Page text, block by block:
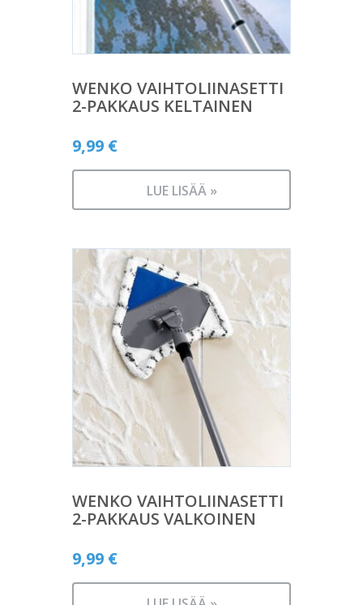
WENKO VAIHTOLIINASETTI
2-PAKKAUS KELTAINEN
9,99 €
LUE LISÄÄ »
WENKO VAIHTOLIINASETTI
2-PAKKAUS VALKOINEN
9,99 €